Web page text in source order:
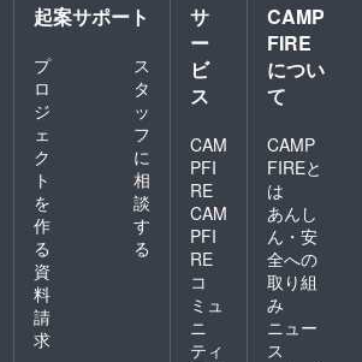
起案サポート
プ
ロ
ジ
ェ
ク
ト
を
作
る
ス
タ
ッ
フ
に
相
談
す
る
資
料
請
求
サ
ー
ビ
ス
CAM
PFI
RE
CAM
PFI
RE
コ
ミュ
ニ
ティ
CAMP
FIRE
につい
て
CAMP
FIREと
は
あんし
ん・安
全への
取り組
み
ニュー
ス